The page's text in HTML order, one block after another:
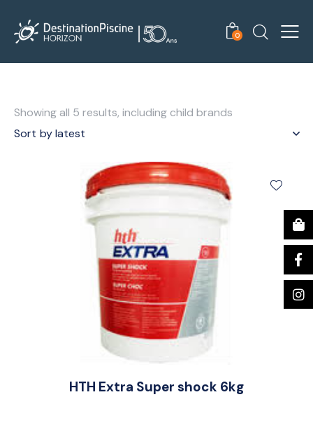
0
Showing all 5 results, including child brands
HTH Extra Super shock 6kg